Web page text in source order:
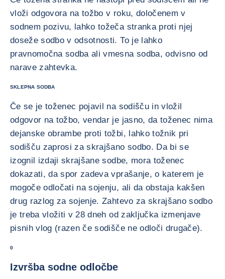
vloži odgovora na tožbo v roku, določenem v
sodnem pozivu, lahko tožeča stranka proti njej
doseže sodbo v odsotnosti. To je lahko
pravnomočna sodba ali vmesna sodba, odvisno od
narave zahtevka.
SKLEPNA SODBA
Če se je toženec pojavil na sodišču in vložil
odgovor na tožbo, vendar je jasno, da toženec nima
dejanske obrambe proti tožbi, lahko tožnik pri
sodišču zaprosi za skrajšano sodbo. Da bi se
izognil izdaji skrajšane sodbe, mora toženec
dokazati, da spor zadeva vprašanje, o katerem je
mogoče odločati na sojenju, ali da obstaja kakšen
drug razlog za sojenje. Zahtevo za skrajšano sodbo
je treba vložiti v 28 dneh od zaključka izmenjave
pisnih vlog (razen če sodišče ne odloči drugače).
0
Izvršba sodne odločbe